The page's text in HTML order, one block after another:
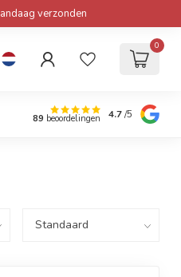
verzonden
0
89 beoordelingen 4.7/5